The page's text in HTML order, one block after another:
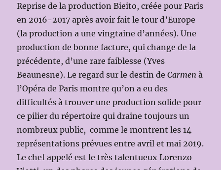
Reprise de la production Bieito, créée pour Paris
en 2016-2017 après avoir fait le tour d’Europe
(la production a une vingtaine d’années). Une
production de bonne facture, qui change de la
précédente, d’une rare faiblesse (Yves
Beaunesne). Le regard sur le destin deCarmen à
l’Opéra de Paris montre qu’on a eu des
difficultés à trouver une production solide pour
ce pilier du répertoire qui draine toujours un
nombreux public, comme le montrent les 14
représentations prévues entre avril et mai 2019.
Le chef appelé est le très talentueux Lorenzo